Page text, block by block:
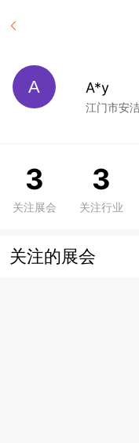
A A*y
江门市安
3
关注展会
3
关注行业
关注的展会